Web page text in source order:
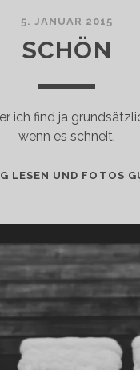
5. JANUAR 2015
SCHÖN
ich find ja
wenn es schneit.
LESEN UND FOTOS